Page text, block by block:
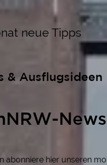
neue Tipps
& Ausflugsideen
abonniere hier unseren